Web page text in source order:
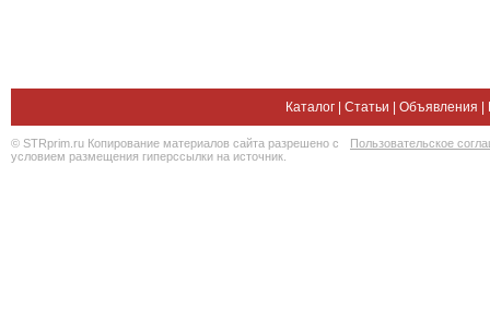
Каталог Статьи Объявления
© STRprim.ru Копирование материалов сайта разрешено с
условием размещения гиперссылки на источник.
Пользовательское